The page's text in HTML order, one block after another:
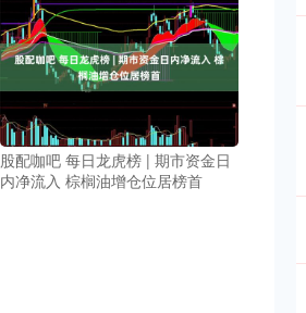
股配咖吧 每日龙虎榜 | 期市资金日
内净流入 棕榈油增仓位居榜首